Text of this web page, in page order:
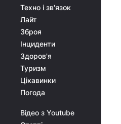
Техно і зв'язок
Лайт
Зброя
Інциденти
Здоров'я
Туризм
Цікавинки
Погода
Відео з Youtube